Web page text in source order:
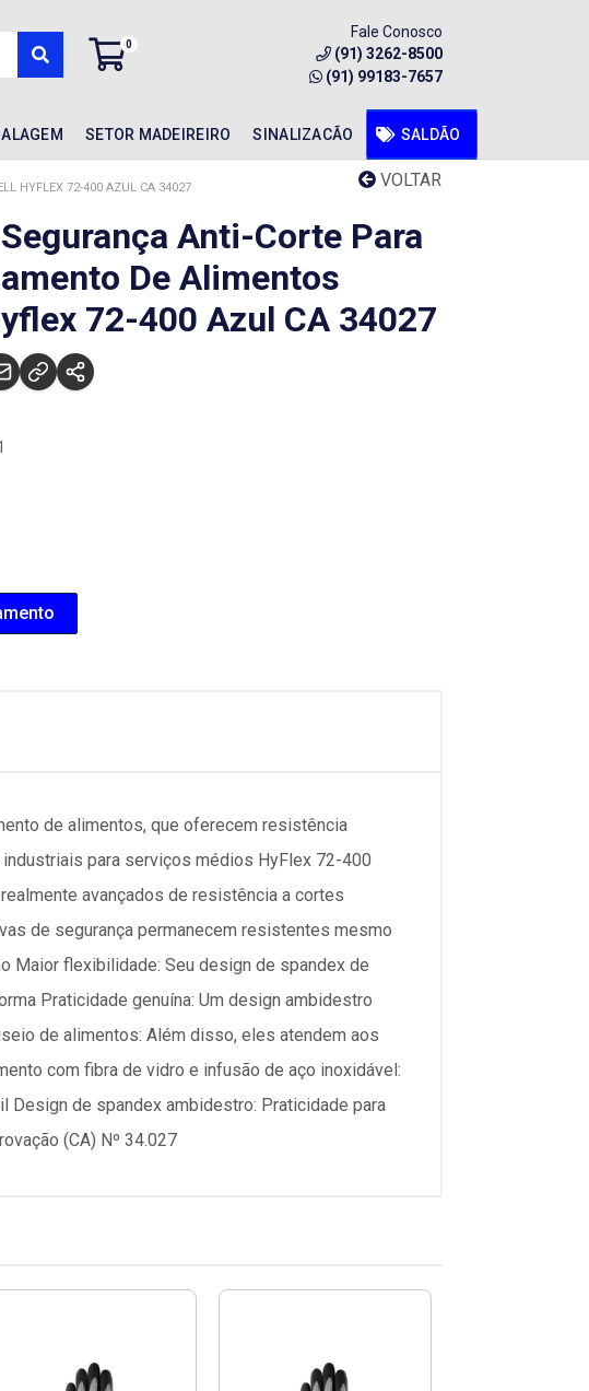
0
Fale Conosco
(91) 3262-8500
(91) 99183-7657
SETOR MADEIREIRO SINALIZACÃO SALDÃO
VOLTAR
HYFLEX 72-400 AZUL CA 34027
Anti-Corte Para
De Alimentos
72-400 Azul CA 34027
de alimentos, que oferecem resistência
para serviços médios HyFlex 72-400
avançados de resistência a cortes
de segurança permanecem resistentes mesmo
Maior flexibilidade: Seu design de spandex de
Praticidade genuína: Um design ambidestro
de alimentos: Além disso, eles atendem aos
com fibra de vidro e infusão de aço inoxidável:
de spandex ambidestro: Praticidade para
(CA) Nº 34.027